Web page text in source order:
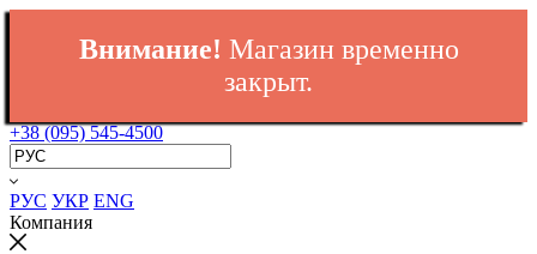
Внимание! Магазин временно
закрыт.
+38 (095) 545-4500
РУС УКР ENG
Компания